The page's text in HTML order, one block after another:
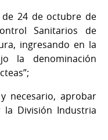
de 24 de octubre de
Sanitarios de
ingresando en la
la denominación
necesario, aprobar
la División Industria